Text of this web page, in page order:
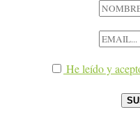
He leído y